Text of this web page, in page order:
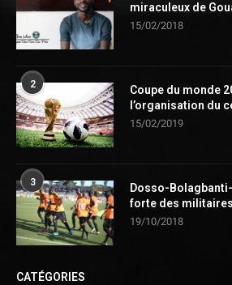
miraculeux de
15/02/2018
2
Coupe du monde
l’organisation du
15/02/2019
3
Dosso-Bolagbanti-
forte des militaires
19/10/2018
CATÉGORIES